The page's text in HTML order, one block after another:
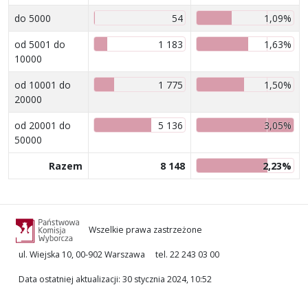
do 5000
54
1,09%
od 5001 do
10000
1 183 1,63%
od 10001 do
20000
1 775 1,50%
od 20001 do
50000
5 136 3,05%
Razem 8 148 2,23%
Wszelkie prawa zastrzeżone
ul. Wiejska 10, 00-902 Warszawa tel. 22 243 03 00
Data ostatniej aktualizacji: 30 stycznia 2024, 10:52